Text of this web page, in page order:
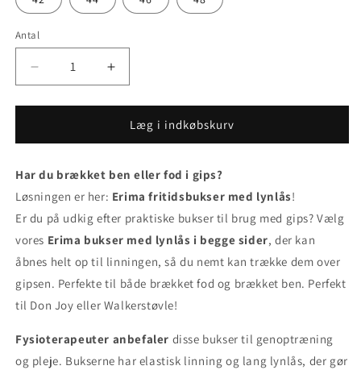
Antal
Reducer
antallet
for
til
eller
foden
gips?...eller
brug
for
opvarmningsbukser
med
gennemgående
Øg
antallet
for
Bukser
til
eller
foden
gips?...eller
brug
for
opvarmningsbukser
med
gennemgående
Læg i indkøbskurv
Har du brækket ben eller fod i gips?
Løsningen er her: Erima fritidsbukser med lynlås!
Er du på udkig efter praktiske bukser til brug med gips? Vælg
vores Erima bukser med lynlås i begge sider, der kan
åbnes helt op til linningen, så du nemt kan trække dem over
gipsen. Perfekte til både brækket fod og brækket ben. Perfekt
til Don Joy eller Walkerstøvle!
Fysioterapeuter anbefaler disse bukser til genoptræning
og pleje. Bukserne har elastisk linning og lang lynlås, der gør